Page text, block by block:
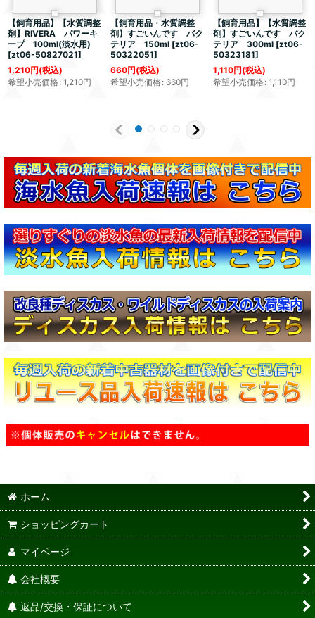
【飼育用品】【水質調整
剤】RIVERA パワーキ
ープ 100ml(淡水用)
[zt06-50827021]
1,210円(税込)
希望小売価格: 1,210円
【飼育用品・水質調整
剤】すごいんです バク
テリア 150ml [zt06-
50322051]
660円(税込)
希望小売価格: 660円
【飼育用品】【水質調整
剤】すごいんです バク
テリア 300ml [zt06-
50323181]
1,110円(税込)
希望小売価格: 1,110円
ホーム
ショッピングカート
マイページ
会社概要
返品/交換・保証について